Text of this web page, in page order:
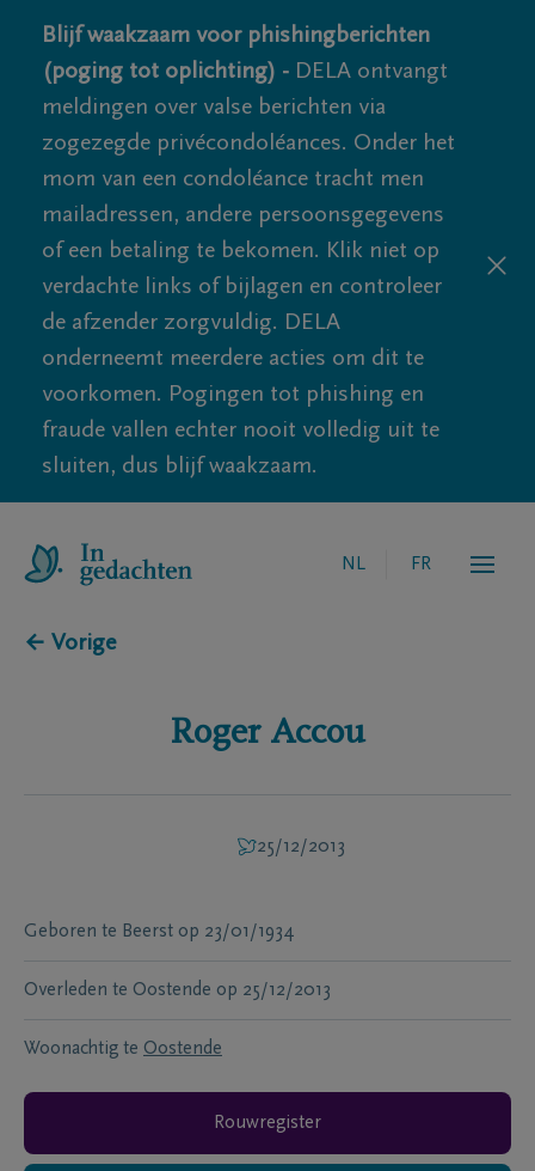
Blijf waakzaam voor phishingberichten
(poging tot oplichting) - DELA ontvangt
meldingen over valse berichten via
zogezegde privécondoléances. Onder het
mom van een condoléance tracht men
mailadressen, andere persoonsgegevens
of een betaling te bekomen. Klik niet op
verdachte links of bijlagen en controleer
de afzender zorgvuldig. DELA
onderneemt meerdere acties om dit te
voorkomen. Pogingen tot phishing en
fraude vallen echter nooit volledig uit te
sluiten, dus blijf waakzaam.
NL FR
← Vorige
Roger Accou
25/12/2013
Geboren te Beerst op 23/01/1934
Overleden te Oostende op 25/12/2013
Woonachtig te Oostende
Rouwregister